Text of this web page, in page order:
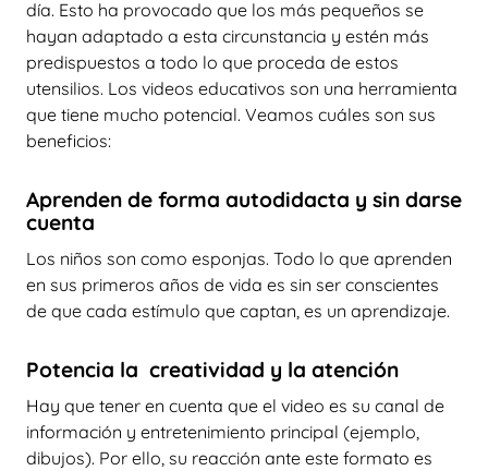
día. Esto ha provocado que los más pequeños se
hayan adaptado a esta circunstancia y estén más
predispuestos a todo lo que proceda de estos
utensilios. Los videos educativos son una herramienta
que tiene mucho potencial. Veamos cuáles son sus
beneficios:
Aprenden de forma autodidacta y sin darse
cuenta
Los niños son como esponjas. Todo lo que aprenden
en sus primeros años de vida es sin ser conscientes
de que cada estímulo que captan, es un aprendizaje.
Potencia la creatividad y la atención
Hay que tener en cuenta que el video es su canal de
información y entretenimiento principal (ejemplo,
dibujos). Por ello, su reacción ante este formato es